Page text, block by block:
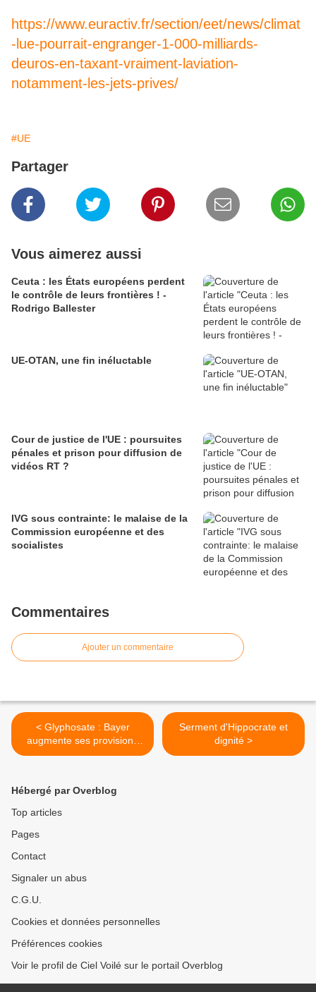
https://www.euractiv.fr/section/eet/news/climat
-lue-pourrait-engranger-1-000-milliards-
deuros-en-taxant-vraiment-laviation-
notamment-les-jets-prives/
#UE
Partager
Vous aimerez aussi
Ceuta : les États européens perdent
le contrôle de leurs frontières ! -
Rodrigo Ballester
UE-OTAN, une fin inéluctable
Cour de justice de l'UE : poursuites
pénales et prison pour diffusion de
vidéos RT ?
IVG sous contrainte: le malaise de la
Commission européenne et des
socialistes
Commentaires
Ajouter un commentaire
< Glyphosate : Bayer
augmente ses provisions
pour les litiges judiciaires
Serment d'Hippocrate et
dignité >
Hébergé par Overblog
Top articles
Pages
Contact
Signaler un abus
C.G.U.
Cookies et données personnelles
Préférences cookies
Voir le profil de Ciel Voilé sur le portail Overblog